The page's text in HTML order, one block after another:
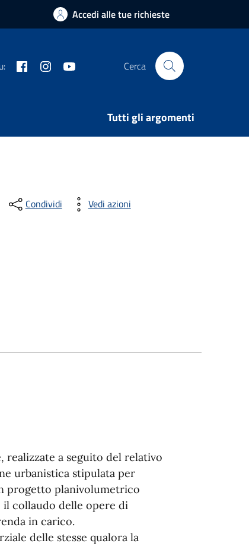
Accedi alle tue richieste
FacebookInstagram Cerca
Tutti gli argomenti
Condividi Vedi azioni
realizzate a seguito del relativo
urbanistica stipulata per
progetto planivolumetrico
collaudo delle opere di
in carico.
delle stesse qualora la